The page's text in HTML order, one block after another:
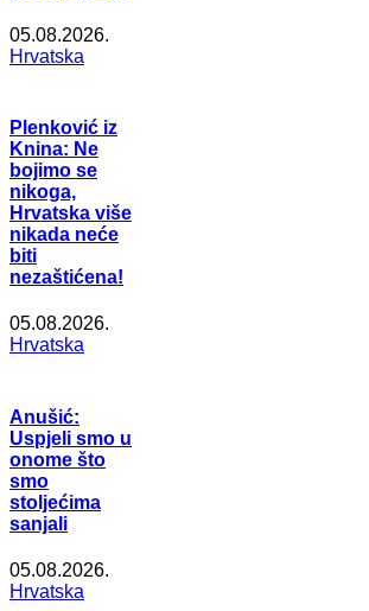
05.08.2026.
Hrvatska
Plenković iz
Knina: Ne
bojimo se
nikoga,
Hrvatska više
nikada neće
biti
nezaštićena!
05.08.2026.
Hrvatska
Anušić:
Uspjeli smo u
onome što
smo
stoljećima
sanjali
05.08.2026.
Hrvatska